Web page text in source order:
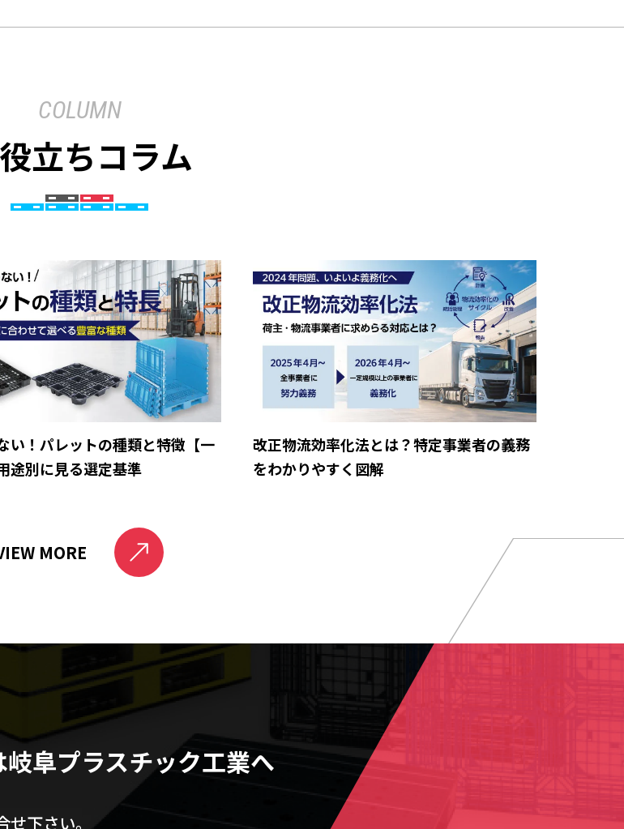
COLUMN
立ちコラム
い！パレットの種類と特徴【一
途別に見る選定基準
改正物流効率化法とは？特定事業者の義務
をわかりやすく図解
MORE
岐阜プラスチック工業へ
下さい。